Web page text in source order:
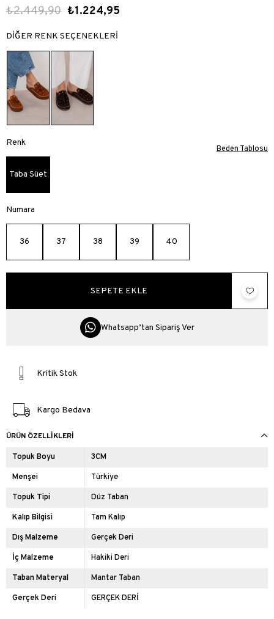
₺2.449,90 ₺1.224,95
DİĞER RENK SEÇENEKLERİ
Renk
Taba Süet
Numara
36 37 38 39 40
Beden Tablosu
Whatsapp’tan Sipariş Ver
Kritik Stok
Kargo Bedava
ÜRÜN ÖZELLIKLERI
Topuk Boyu 3CM
Menşei Türkiye
Topuk Tipi Düz Taban
Kalıp Bilgisi Tam Kalıp
Dış Malzeme Gerçek Deri
İç Malzeme Hakiki Deri
Taban Materyal Mantar Taban
Gerçek Deri GERÇEK DERİ